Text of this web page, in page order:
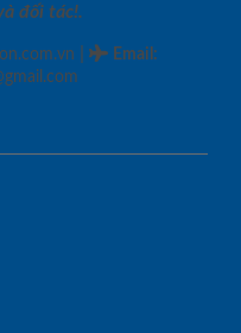
đối tác!.
Email :